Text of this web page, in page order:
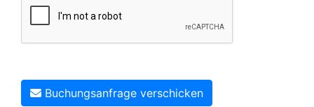
Buchungsanfrage verschicken